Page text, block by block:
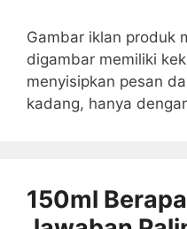
Gambar iklan produk
digambar memiliki
menyisipkan pesan
kadang, hanya
150ml